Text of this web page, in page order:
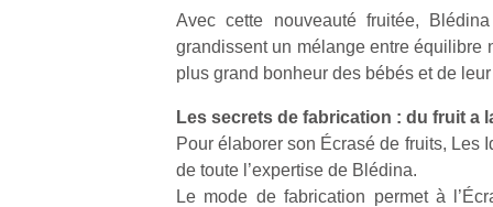
Avec cette nouveauté fruitée,
grandissent un mélange entre équilibre
plus grand bonheur des bébés et de
Les secrets de fabrication : du fruit a
Pour élaborer son Écrasé de fruits, Les
de toute l’expertise de Blédina.
Le mode de fabrication permet à